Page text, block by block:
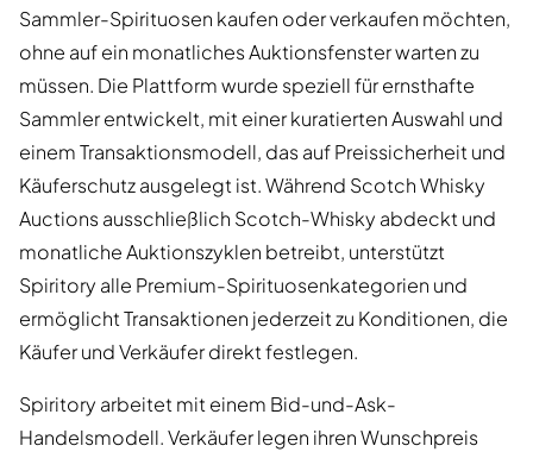
Sammler-Spirituosen kaufen oder verkaufen möchten,
ohne auf ein monatliches Auktionsfenster warten zu
müssen. Die Plattform wurde speziell für ernsthafte
Sammler entwickelt, mit einer kuratierten Auswahl und
einem Transaktionsmodell, das auf Preissicherheit und
Käuferschutz ausgelegt ist. Während Scotch Whisky
Auctions ausschließlich Scotch-Whisky abdeckt und
monatliche Auktionszyklen betreibt, unterstützt
Spiritory alle Premium-Spirituosenkategorien und
ermöglicht Transaktionen jederzeit zu Konditionen, die
Käufer und Verkäufer direkt festlegen.
Spiritory arbeitet mit einem Bid-und-Ask-
Handelsmodell. Verkäufer legen ihren Wunschpreis